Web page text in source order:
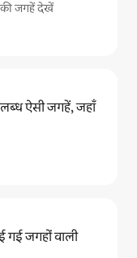
की जगहें देखें
ऐसी जगहें, जहाँ
गई जगहों वाली